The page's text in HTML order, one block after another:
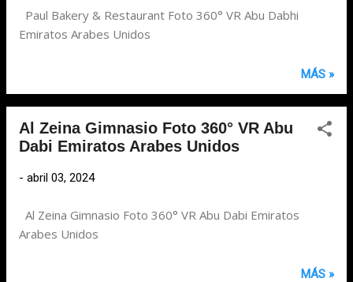
Paul Bakery & Restaurant Foto 360° VR Abu Dabhi
Emiratos Arabes Unidos
MÁS »
Al Zeina Gimnasio Foto 360° VR Abu
Dabi Emiratos Arabes Unidos
- abril 03, 2024
Al Zeina Gimnasio Foto 360° VR Abu Dabi Emiratos
Arabes Unidos
MÁS »